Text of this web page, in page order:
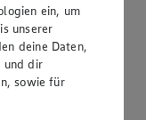
ein, um
unserer
deine Daten,
und dir
sowie für